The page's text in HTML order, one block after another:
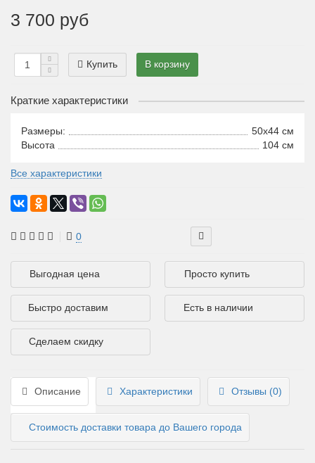
3 700 руб
Купить В корзину
Краткие характеристики
Размеры:
50x44 см
Высота
104 см
Все характеристики
0
Выгодная цена Просто купить
Быстро доставим Есть в наличии
Сделаем скидку
Описание Характеристики Отзывы (0)
Стоимость доставки товара до Вашего города